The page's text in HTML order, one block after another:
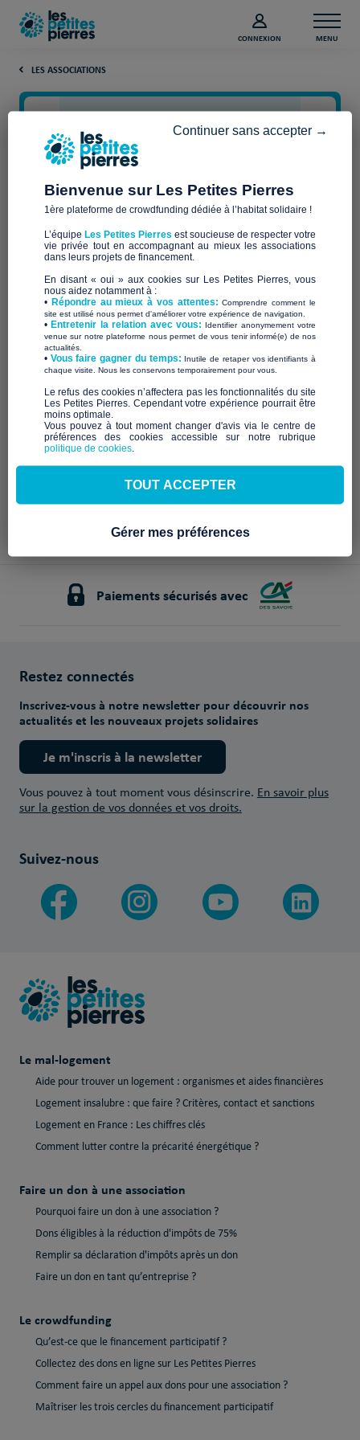
CONNEXION MENU
LES ASSOCIATIONS
La cravate solidaire Le Mans
Qui sommes-nous ?
Description à venir
Notre mission et nos
engagements
À venir
Paiements sécurisés avec
Restez connectés
Inscrivez-vous à notre newsletter pour découvrir nos
actualités et les nouveaux projets solidaires
Je m'inscris à la newsletter
Vous pouvez à tout moment vous désinscrire. En savoir plus
sur la gestion de vos données et vos droits.
Suivez-nous
Le mal-logement
Aide pour trouver un logement : organismes et aides financières
Logement insalubre : que faire ? Critères, contact et sanctions
Logement en France : Les chiffres clés
Comment lutter contre la précarité énergétique ?
Faire un don à une association
Pourquoi faire un don à une association ?
Dons éligibles à la réduction d'impôts de 75%
Remplir sa déclaration d'impôts après un don
Faire un don en tant qu’entreprise ?
Le crowdfunding
Qu’est-ce que le financement participatif ?
Collectez des dons en ligne sur Les Petites Pierres
Comment faire un appel aux dons pour une association ?
Maîtriser les trois cercles du financement participatif
Bienvenue sur Les Petites Pierres
1ère plateforme de crowdfunding dédiée à l’habitat solidaire !
L’équipe Les Petites Pierres est soucieuse de respecter votre
vie privée tout en accompagnant au mieux les associations
dans leurs projets de financement.
En disant « oui » aux cookies sur Les Petites Pierres, vous
nous aidez notamment à :
• Répondre au mieux à vos attentes:Comprendre comment le
site est utilisé nous permet d'améliorer votre expérience de navigation.
•Entretenir la relation avec vous: Identifier anonymement votre
venue sur notre plateforme nous permet de vous tenir informé(e) de nos
actualités.
​• Vous faire gagner du temps: Inutile de retaper vos identifiants à
chaque visite. Nous les conservons temporairement pour vous.
​Le refus des cookies n’affectera pas les fonctionnalités du site
Les Petites Pierres. Cependant votre expérience pourrait être
moins optimale.​
Vous pouvez à tout moment changer d'avis via le centre de
préférences des cookies accessible sur notre rubrique
politique de cookies
Continuer sans accepter →
TOUT ACCEPTER
Gérer mes préférences